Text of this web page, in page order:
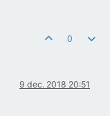
0
9 dec. 2018 20:51